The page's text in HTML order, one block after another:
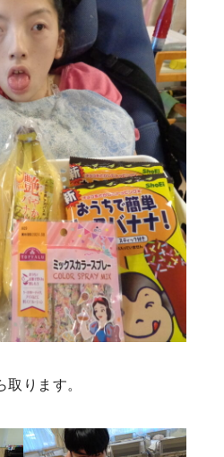
取ります。